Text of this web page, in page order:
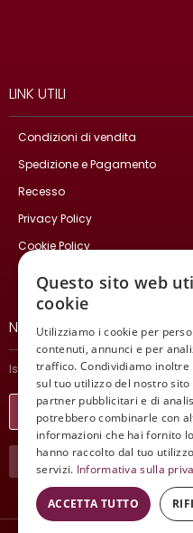
LINK UTILI
Condizioni di vendita
Spedizione e Pagamento
Recesso
Privacy Policy
Cookie Policy
NEWSLETTER
Iscriviti per ricevere informazioni
ISCRIVITI
Questo sito web
cookie
Utilizziamo i cookie per
contenuti, annunci e per
traffico. Condividiamo
sul tuo utilizzo del nostro sito
partner pubblicitari e di
potrebbero combinarle con
informazioni che hai fornito
hanno raccolto dal tuo
servizi. Informativa sulla
ACCETTA TUTTO